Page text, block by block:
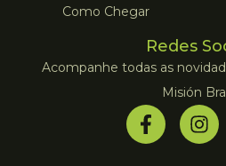
Como Chegar
Redes
Acompanhe todas as
Misión